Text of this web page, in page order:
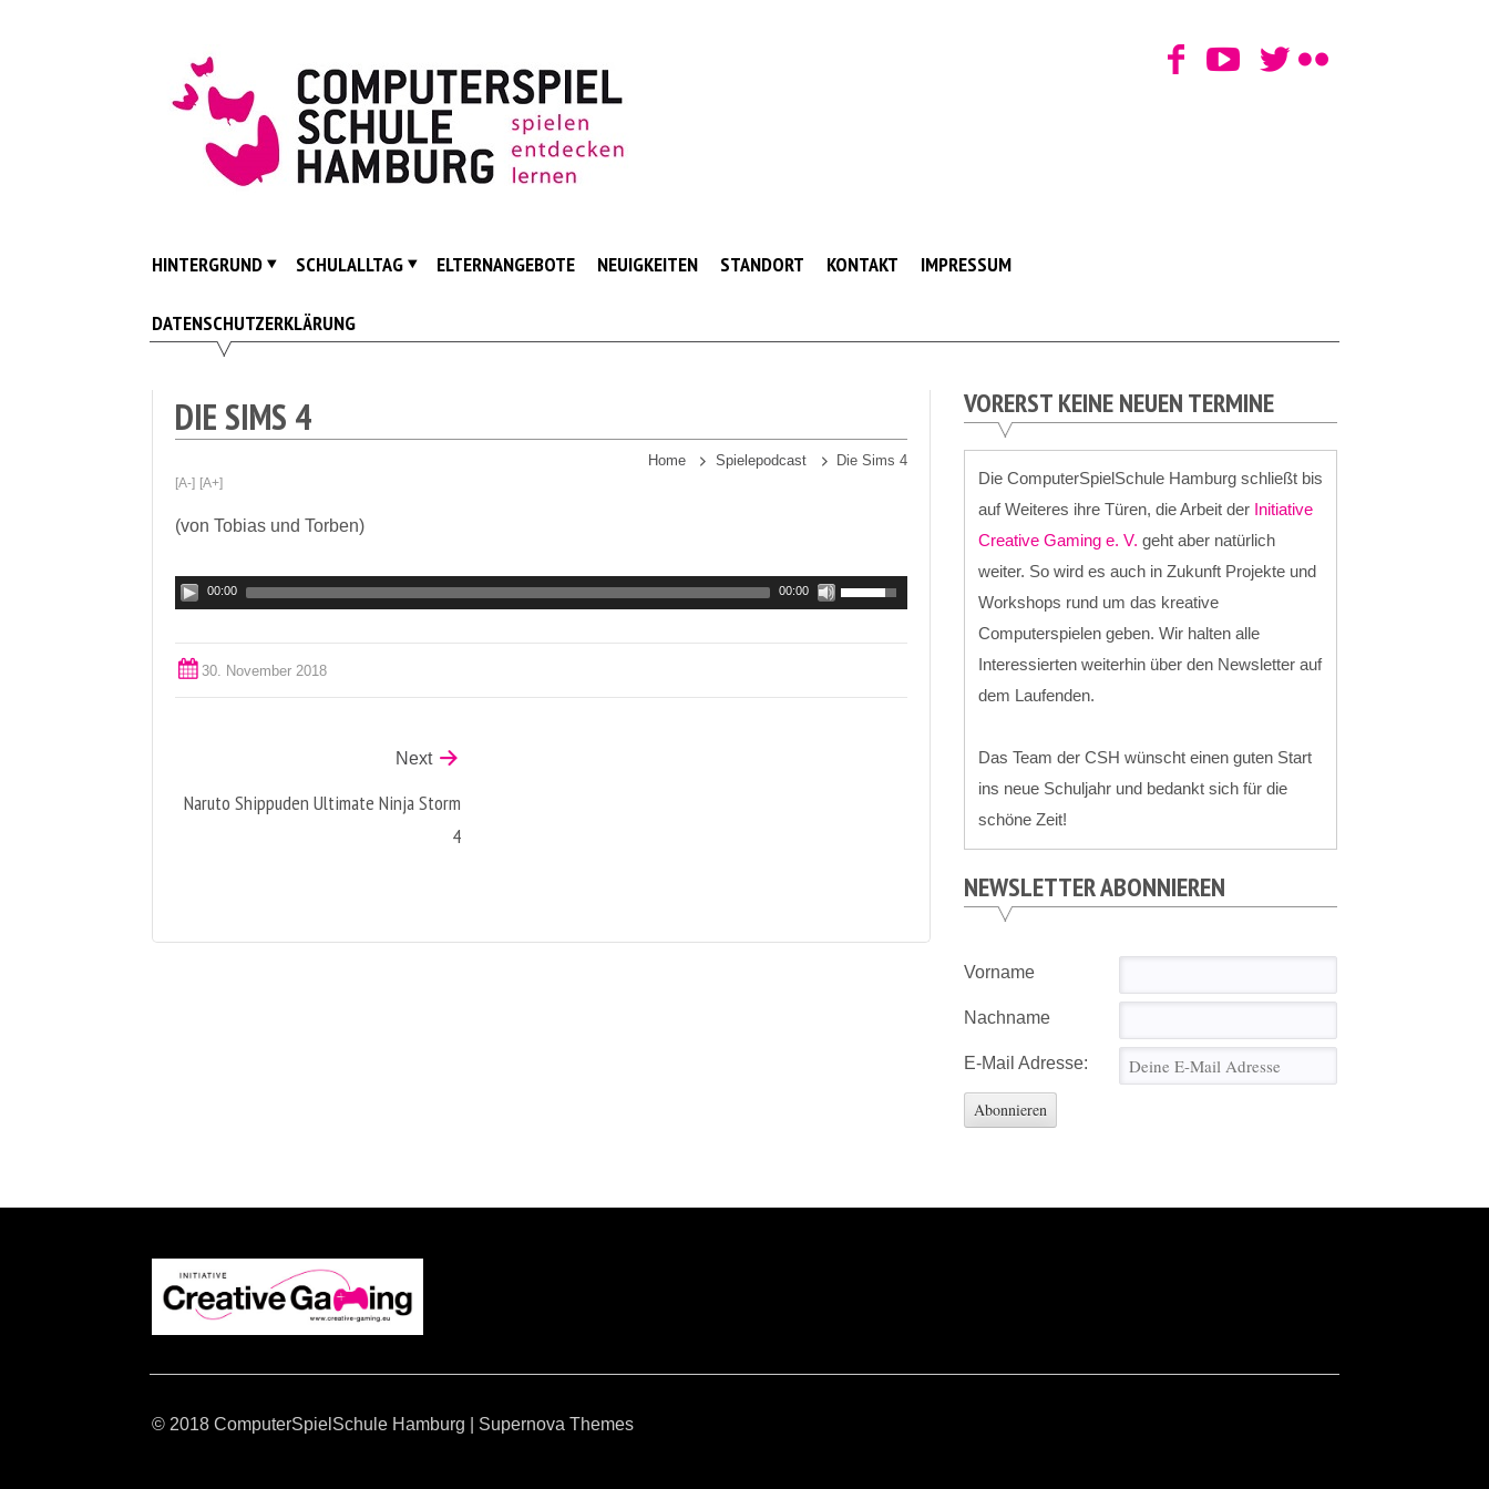
Hamburg
HINTERGRUND SCHULALLTAG ELTERNANGEBOTE NEUIGKEITEN STANDORT KONTAKT IMPRESSUM
DATENSCHUTZERKLÄRUNG
DIE SIMS 4
Home Spielepodcast Die Sims 4
[A-] [A+]
(von Tobias und Torben)
00:00 00:00
30. November 2018
Next
Naruto Shippuden Ultimate Ninja Storm
4
VORERST KEINE NEUEN TERMINE
Die ComputerSpielSchule Hamburg schließt bis
auf Weiteres ihre Türen, die Arbeit der Initiative
Creative Gaming e. V. geht aber natürlich
weiter. So wird es auch in Zukunft Projekte und
Workshops rund um das kreative
Computerspielen geben. Wir halten alle
Interessierten weiterhin über den Newsletter auf
dem Laufenden.
Das Team der CSH wünscht einen guten Start
ins neue Schuljahr und bedankt sich für die
schöne Zeit!
NEWSLETTER ABONNIEREN
Vorname
Nachname
E-Mail Adresse:
© 2018 ComputerSpielSchule Hamburg Supernova Themes